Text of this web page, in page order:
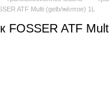
ATF Multi (gelb/жёлтое) 1L
FOSSER ATF